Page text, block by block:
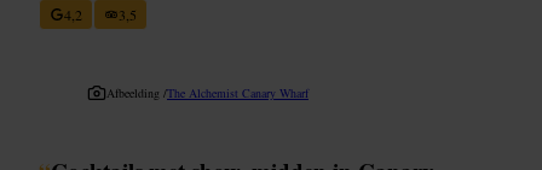
4,2
3,5
Afbeelding /The Alchemist Canary Wharf